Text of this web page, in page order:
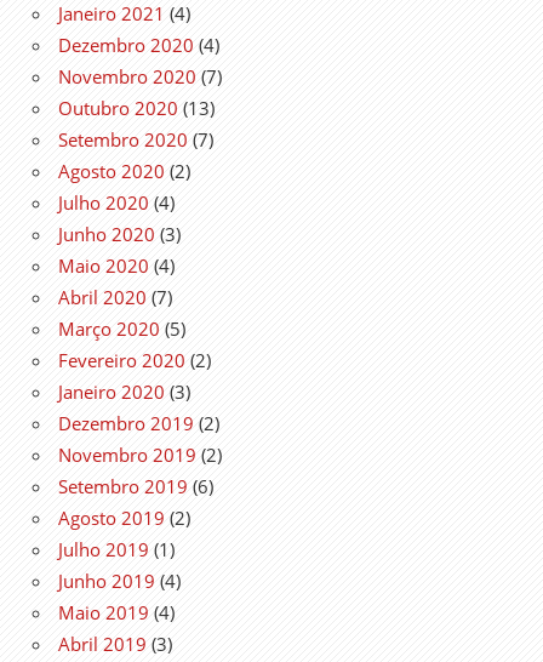
Janeiro 2021 (4)
Dezembro 2020 (4)
Novembro 2020 (7)
Outubro 2020 (13)
Setembro 2020 (7)
Agosto 2020 (2)
Julho 2020 (4)
Junho 2020 (3)
Maio 2020 (4)
Abril 2020 (7)
Março 2020 (5)
Fevereiro 2020 (2)
Janeiro 2020 (3)
Dezembro 2019 (2)
Novembro 2019 (2)
Setembro 2019 (6)
Agosto 2019 (2)
Julho 2019 (1)
Junho 2019 (4)
Maio 2019 (4)
Abril 2019 (3)